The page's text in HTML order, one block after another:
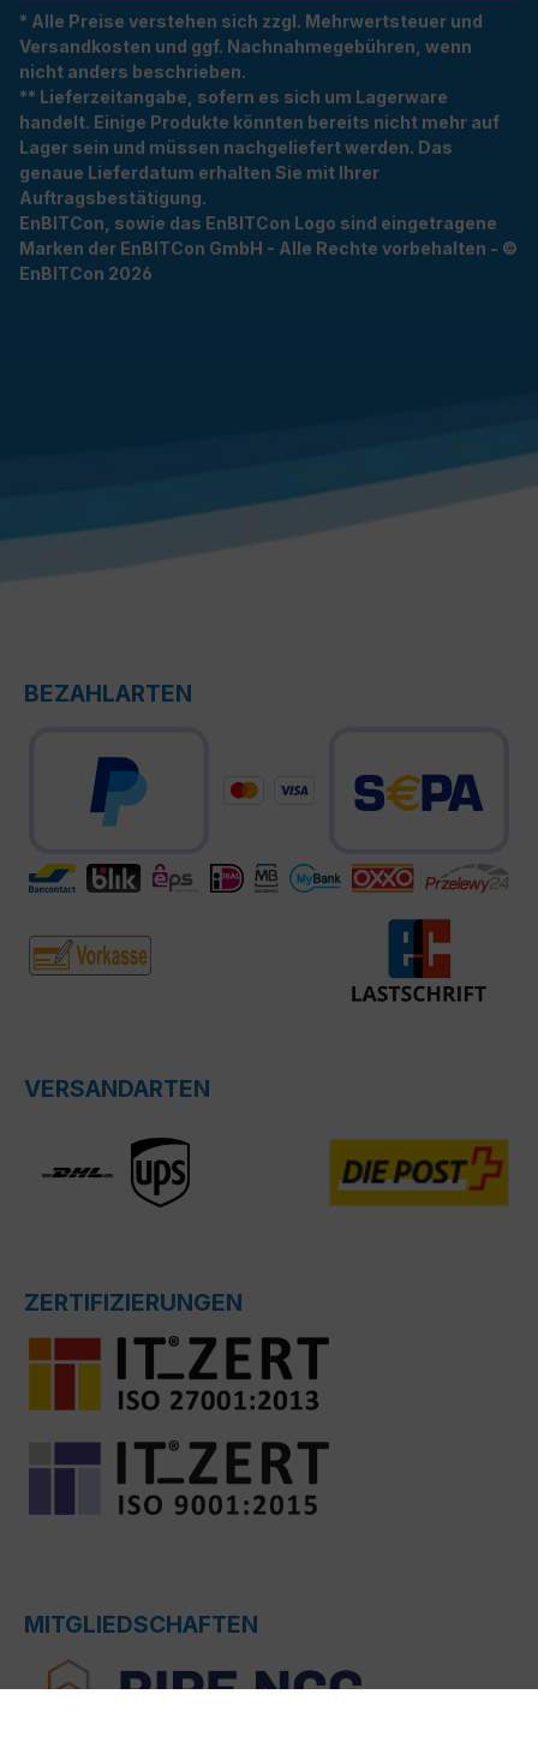
* Alle Preise verstehen sich zzgl. Mehrwertsteuer und
Versandkosten und ggf. Nachnahmegebühren, wenn
nicht anders beschrieben.
** Lieferzeitangabe, sofern es sich um Lagerware
handelt. Einige Produkte könnten bereits nicht mehr auf
Lager sein und müssen nachgeliefert werden. Das
genaue Lieferdatum erhalten Sie mit Ihrer
Auftragsbestätigung.
EnBITCon, sowie das EnBITCon Logo sind eingetragene
Marken der EnBITCon GmbH - Alle Rechte vorbehalten - ©
EnBITCon 2026
BEZAHLARTEN
VERSANDARTEN
ZERTIFIZIERUNGEN
MITGLIEDSCHAFTEN